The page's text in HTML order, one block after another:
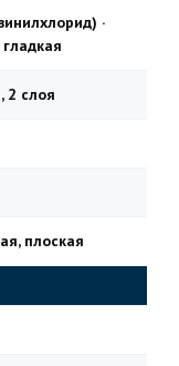
·
2 слоя
плоская